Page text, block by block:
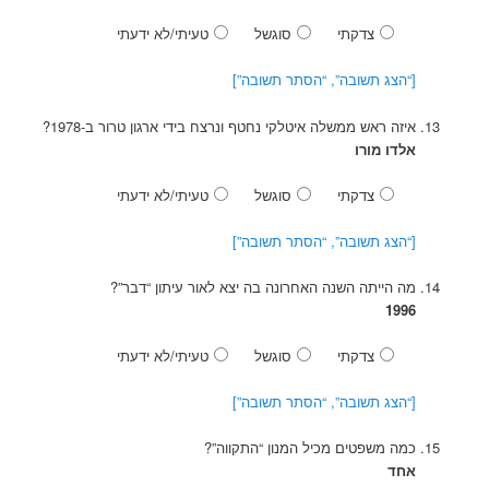
צדקתי סוגשל טעיתי/לא ידעתי
[“הצג תשובה”, “הסתר תשובה”]
איזה ראש ממשלה איטלקי נחטף ונרצח בידי ארגון טרור ב-1978?
אלדו מורו
צדקתי סוגשל טעיתי/לא ידעתי
[“הצג תשובה”, “הסתר תשובה”]
מה הייתה השנה האחרונה בה יצא לאור עיתון “דבר”?
1996
צדקתי סוגשל טעיתי/לא ידעתי
[“הצג תשובה”, “הסתר תשובה”]
כמה משפטים מכיל המנון “התקווה”?
אחד